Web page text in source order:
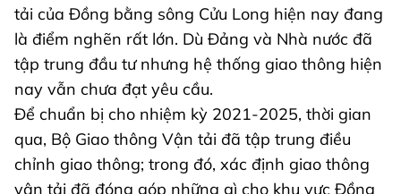
tải của Đồng bằng sông Cửu Long hiện nay đang
là điểm nghẽn rất lớn. Dù Đảng và Nhà nước đã
tập trung đầu tư nhưng hệ thống giao thông hiện
nay vẫn chưa đạt yêu cầu.
Để chuẩn bị cho nhiệm kỳ 2021-2025, thời gian
qua, Bộ Giao thông Vận tải đã tập trung điều
chỉnh giao thông; trong đó, xác định giao thông
vận tải đã đóng góp những gì cho khu vực Đồng